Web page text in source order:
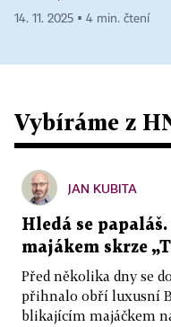
14. 11. 2025 ▪ 4 min. čtení
Vybíráme z
JAN KUBITA
Hledá se
majákem skrze
Před několika dny se
přihnalo obří luxusní
blikajícím majáčkem